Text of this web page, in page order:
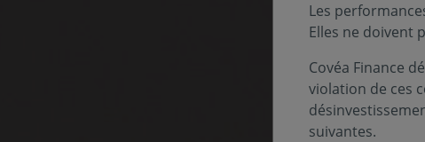
Les
Elles ne doivent
Covéa Finance
violation de ces
suivantes.